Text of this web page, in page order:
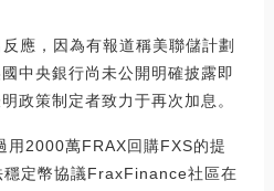
應，因為有報道稱美聯儲計劃
中央銀行尚未公開明確披露即
政策制定者致力于再次加息。
2000萬FRAX回購FXS的提
定幣協議FraxFinance社區在